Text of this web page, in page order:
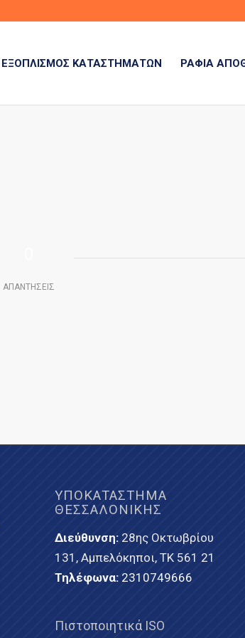
ΕΞΟΠΛΙΣΜΌΣ ΚΑΤΑΣΤΗΜΆΤΩΝ ΡΆΦΙΑ
ΑΠΑΝΤΉΣΕΙΣ
ΥΠΟΚΑΤΆΣΤΗΜΑ
ΘΕΣΣΑΛΟΝΊΚΗΣ
Διεύθυνση: 28ης Οκτωβρίου
131, Αμπελόκηποι, ΤΚ 561 21
Τηλέφωνα: 2310749666
Πιστοποιητικά ISO